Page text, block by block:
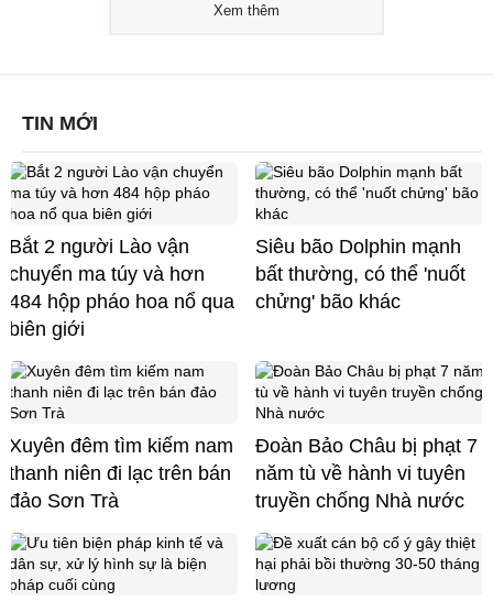
Xem thêm
TIN MỚI
Bắt 2 người Lào vận
chuyển ma túy và hơn
484 hộp pháo hoa nổ qua
biên giới
Siêu bão Dolphin mạnh
bất thường, có thể 'nuốt
chửng' bão khác
Xuyên đêm tìm kiếm nam
thanh niên đi lạc trên bán
đảo Sơn Trà
Đoàn Bảo Châu bị phạt 7
năm tù về hành vi tuyên
truyền chống Nhà nước